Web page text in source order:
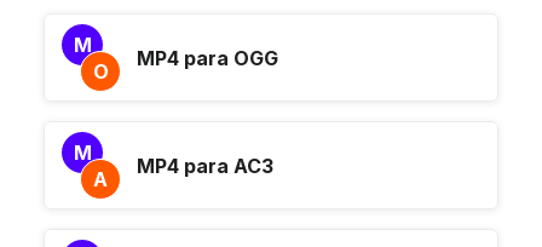
M
O
MP4 para OGG
M
A
MP4 para AC3